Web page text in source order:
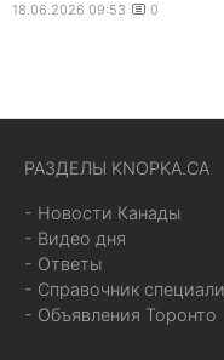
18.06.2026 09:53 0
РАЗДЕЛЫ KNOPKA.CA
- Новости Канады
- Видео дня
- Ответы
- Справочник
- Объявления Торонто